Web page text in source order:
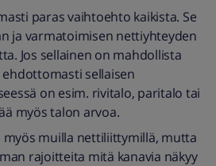
paras vaihtoehto kaikista. Se
ja varmatoimisen nettiyhteyden
Jos sellainen on mahdollista
sellaisen
on esim. rivitalo, paritalo tai
myös talon arvoa.
myös muilla nettiliittymillä, mutta
rajoitteita mitä kanavia näkyy